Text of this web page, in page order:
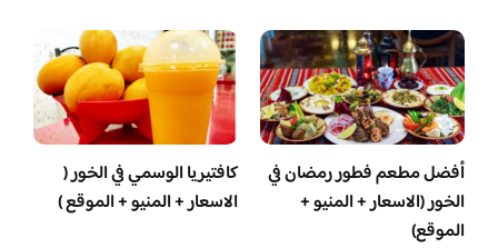
أفضل مطعم فطور رمضان في
الخور (الاسعار + المنيو +
الموقع)
كافتيريا الوسمي في الخور (
الاسعار + المنيو + الموقع )